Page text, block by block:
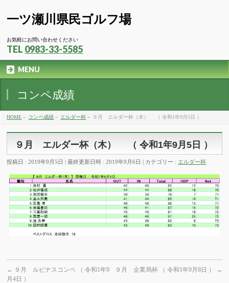
一ツ瀬川県民ゴルフ場
お気軽にお問い合わせください
TEL 0983-33-5585
MENU
コンペ成績
HOME » コンペ成績 » エルダー杯 » ９月 エルダー杯（木） （ 令和1年9月5日 ）
９月 エルダー杯（木） （ 令和1年9月5日 ）
投稿日 : 2019年9月5日 最終更新日時 : 2019年9月6日 カテゴリー : エルダー杯
← ９月 ルピナスコンペ （ 令和1年9
月4日 ）
９月 企業局杯 （ 令和1年9月8日 ） →